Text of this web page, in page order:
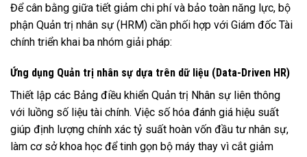
Để cân bằng giữa tiết giảm chi phí và bảo toàn năng lực, bộ
phận Quản trị nhân sự (HRM) cần phối hợp với Giám đốc Tài
chính triển khai ba nhóm giải pháp:
Ứng dụng Quản trị nhân sự dựa trên dữ liệu (Data-Driven HR)
Thiết lập các Bảng điều khiển Quản trị Nhân sự liên thông
với luồng số liệu tài chính. Việc số hóa đánh giá hiệu suất
giúp định lượng chính xác tỷ suất hoàn vốn đầu tư nhân sự,
làm cơ sở khoa học để tinh gọn bộ máy thay vì cắt giảm